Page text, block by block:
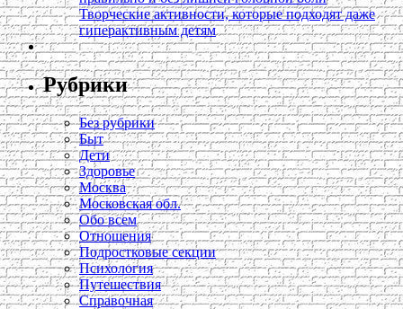
Творческие активности, которые подходят даже
гиперактивным детям
Рубрики
Без рубрики
Быт
Дети
Здоровье
Москва
Московская обл.
Обо всем
Отношения
Подростковые секции
Психология
Путешествия
Справочная